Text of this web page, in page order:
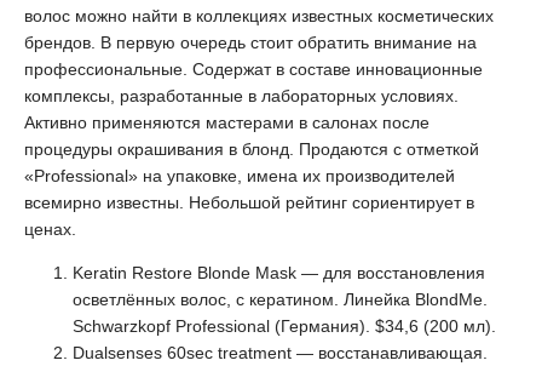
волос можно найти в коллекциях известных косметических
брендов. В первую очередь стоит обратить внимание на
профессиональные. Содержат в составе инновационные
комплексы, разработанные в лабораторных условиях.
Активно применяются мастерами в салонах после
процедуры окрашивания в блонд. Продаются с отметкой
«Professional» на упаковке, имена их производителей
всемирно известны. Небольшой рейтинг сориентирует в
ценах.
Keratin Restore Blonde Mask — для восстановления
осветлённых волос, с кератином. Линейка BlondMe.
Schwarzkopf Professional (Германия). $34,6 (200 мл).
Dualsenses 60sec treatment — восстанавливающая.